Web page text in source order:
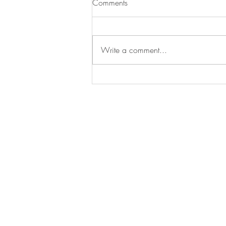
Comments
Write a comment...